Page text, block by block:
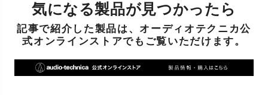
気になる製品が見つかったら
記事で紹介した製品は、オーディオテクニカ公
式オンラインストアでもご覧いただけます。